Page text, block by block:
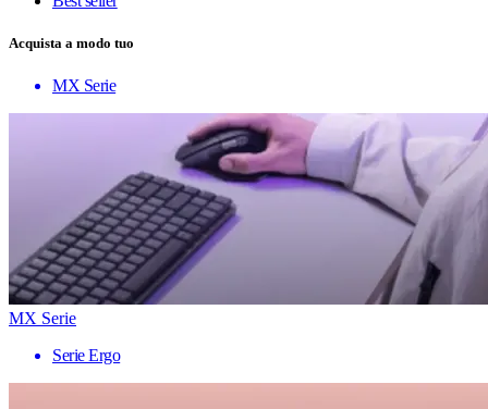
Acquista a modo tuo
MX Serie
MX Serie
Serie Ergo